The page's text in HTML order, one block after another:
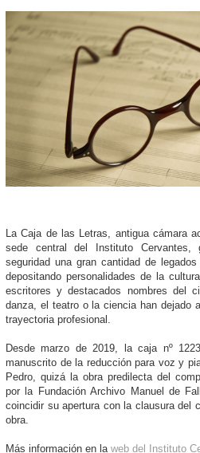
La Caja de las Letras, antigua cámara
sede central del Instituto
seguridad una gran cantidad de
depositando personalidades de la
escritores y destacados nombres del
danza, el teatro o la ciencia han dejado
trayectoria profesional.
Desde marzo de 2019, la caja nº
manuscrito de la reducción para voz y
Pedro, quizá la obra predilecta del
por la Fundación Archivo Manuel de
coincidir su apertura con la clausura del
obra.
Más información en la web del Instituto